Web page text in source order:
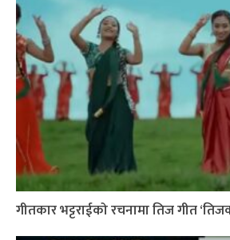
गीतकार भट्टराईको रचनामा तिज गीत